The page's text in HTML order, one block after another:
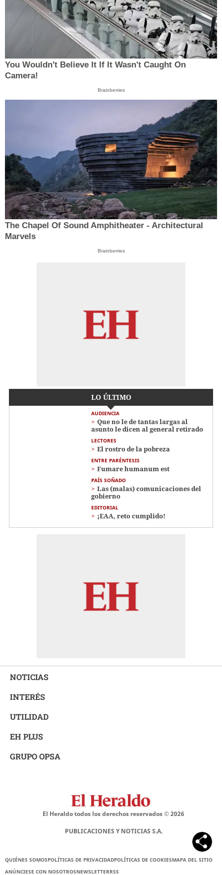
You Wouldn't Believe It If It Wasn't Caught On
Camera!
Brainberries
The Chapel Of Sound Amphitheater - Architectural
Marvels
Brainberries
LO ÚLTIMO
AUDIENCIA
Que no le de tantas largas al
asunto le dicen al general retirado
LECTORES
El rostro de la pobreza
ENTRE PARÉNTESIS
Fumare humanum est
PAÍS SOÑADO
Las (malas) comunicaciones del
gobierno
EDITORIAL
¡EAA, reto cumplido!
NOTICIAS
INTERÉS
UTILIDAD
EH PLUS
GRUPO OPSA
El Heraldo todos los derechos reservados ©2026
PUBLICACIONES Y NOTICIAS S.A.
QUIÉNES SOMOSPOLÍTICAS DE PRIVACIDADPOLÍTICAS DE COOKIESMAPA DEL SITIO
ANÚNCIESE CON NOSOTROSNEWSLETTERRSS